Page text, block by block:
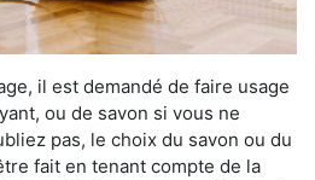
il est demandé de faire usage
ou de savon si vous ne
pas, le choix du savon ou du
fait en tenant compte de la